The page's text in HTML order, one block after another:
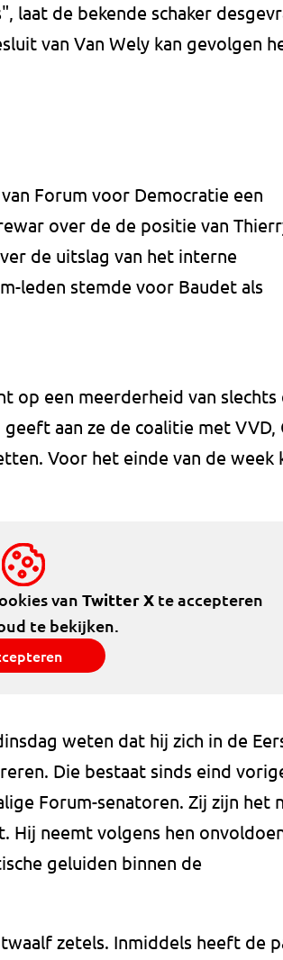
laat de bekende schaker
van Van Wely kan gevolgen
Forum voor Democratie een
over de de positie van
de uitslag van het interne
leden stemde voor Baudet als
op een meerderheid van slechts
aan ze de coalitie met VVD,
Voor het einde van de week
van Twitter Xte accepteren
te bekijken.
weten dat hij zich in de
Die bestaat sinds eind
Forum-senatoren. Zij zijn het
Hij neemt volgens hen
geluiden binnen de
zetels. Inmiddels heeft de